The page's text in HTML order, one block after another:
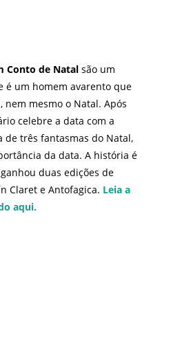
Conto de Natal são um
é um homem avarento que
nem mesmo o Natal. Após
celebre a data com a
de três fantasmas do Natal,
da data. A história é
duas edições de
Claret e Antofagica. Leia a
aqui.